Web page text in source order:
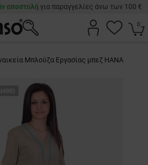
αποστολή για παραγγελίες άνω των 100 €
0
Μπλούζα Εργασίας μπεζ HANA